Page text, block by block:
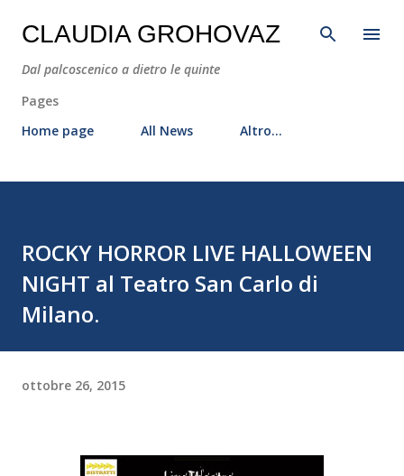
Passa ai contenuti principali
CLAUDIA GROHOVAZ
Dal palcoscenico a dietro le quinte
Pages
Home page
All News Altro…
ROCKY HORROR LIVE HALLOWEEN
NIGHT al Teatro San Carlo di
Milano.
ottobre 26, 2015